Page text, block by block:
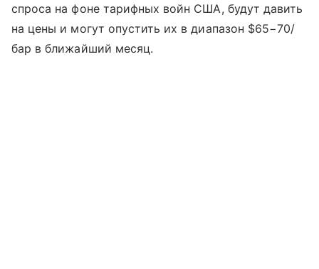
спроса на фоне тарифных войн США, будут давить
на цены и могут опустить их в диапазон $65−70/
бар в ближайший месяц.